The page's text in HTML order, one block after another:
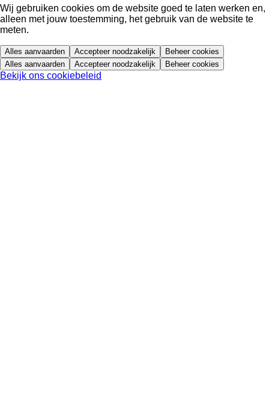
Wij gebruiken cookies om de website goed te laten werken en,
alleen met jouw toestemming, het gebruik van de website te
meten.
Alles aanvaarden Accepteer noodzakelijk
Beheer cookies
Alles aanvaarden
Accepteer noodzakelijk Beheer cookies
Bekijk ons cookiebeleid